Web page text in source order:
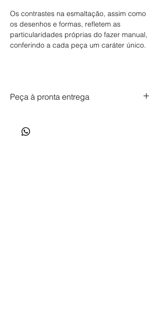
Os contrastes na esmaltação, assim como
os desenhos e formas, refletem as
particularidades próprias do fazer manual,
conferindo a cada peça um caráter único.
Peça à pronta entrega